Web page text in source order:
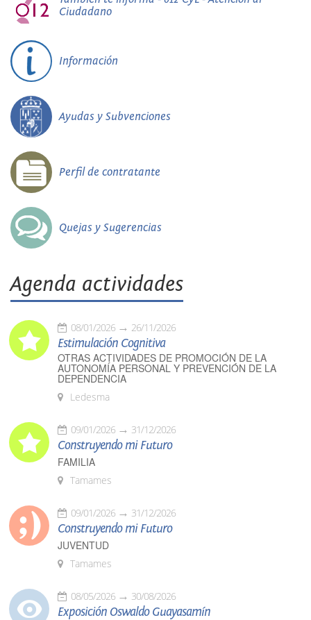
Ciudadano
Información
Ayudas y Subvenciones
Perfil de contratante
Quejas y Sugerencias
Agenda actividades
08/01/2026 26/11/2026
Estimulación Cognitiva
OTRAS ACTIVIDADES DE PROMOCIÓN DE LA
AUTONOMÍA PERSONAL Y PREVENCIÓN DE LA
DEPENDENCIA
Ledesma
09/01/2026 31/12/2026
Construyendo mi Futuro
FAMILIA
Tamames
09/01/2026 31/12/2026
Construyendo mi Futuro
JUVENTUD
Tamames
08/05/2026 30/08/2026
Exposición Oswaldo Guayasamín